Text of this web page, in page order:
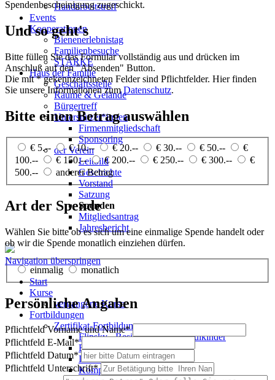
Handarbeitstreff
Events
Kooperationen
Bienenerlebnistag
Familienbesuche
STÄRKE
Haus der Familie
Geschäftsstelle
Räume & Gelände
Bürgertreff
Unterstützer*innen
Firmenmitgliedschaft
Sponsoring
der Verein
Leitbild
Geschichte
Vorstand
Satzung
Spenden
Mitgliedsantrag
Jahresbericht
Navigation überspringen
Start
Kurse
vergangene Kurse
Fortbildungen
Zertifikat-Fortbildungen
Flipsky - Resilienz für Vorschulkinder
Frühpädagogik
Inklusionspädagogik
Kompetent führen und leiten
Spendenbescheinigung zugeschickt.
Und so geht's
Bitte füllen Sie das Formular vollständig aus und drücken im
Anschluß auf den "Absenden" Button.
Die mit * gekennzeichneten Felder sind Pflichtfelder. Hier finden
Sie unsere Informationen zumDatenschutz.
Bitte einen Betrag auswählen
€ 5.-- € 10.-- € 20.-- € 30.-- € 50.--
€
100.--
€ 150.-- € 200.-- € 250.-- € 300.--
€
500.--
anderer Betrag
Art der Spende
Wählen Sie bitte ob es sich um eine einmalige Spende handelt oder
ob wir die Spende monatlich einziehen dürfen.
einmalig monatlich
Persönliche Angaben
PflichtfeldVorname und Name*
Pflichtfeld E-Mail*
Pflichtfeld Datum*
Pflichtfeld Unterschrift*